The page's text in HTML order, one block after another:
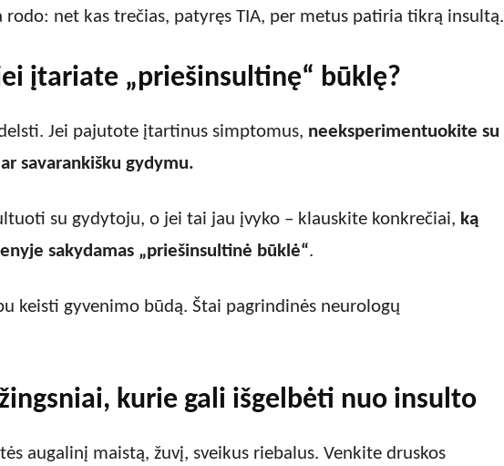
rodo: net kas trečias, patyręs TIA, per metus patiria tikrą insultą.
įtariate „priešinsultinę“ būklę?
Jei pajutote įtartinus simptomus, neeksperimentuokite su
savarankišku gydymu.
su gydytoju, o jei tai jau įvyko – klauskite konkrečiai, ką
sakydamas „priešinsultinė būklė“.
keisti gyvenimo būdą. Štai pagrindinės neurologų
kurie gali išgelbėti nuo insulto
augalinį maistą, žuvį, sveikus riebalus. Venkite druskos